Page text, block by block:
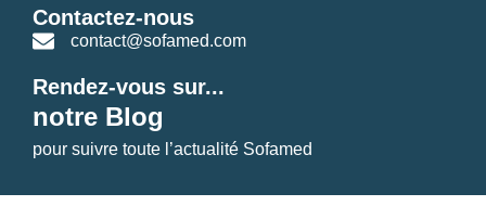
Contactez-nous
contact@sofamed.com
Rendez-vous sur...
notre Blog
pour suivre toute l’actualité Sofamed